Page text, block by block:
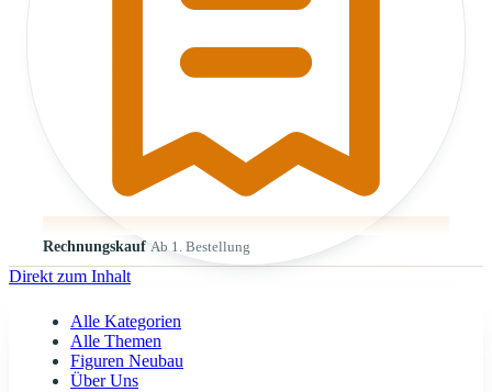
Rechnungskauf Ab 1. Bestellung
Direkt zum Inhalt
Alle Kategorien
Alle Themen
Figuren Neubau
Über Uns